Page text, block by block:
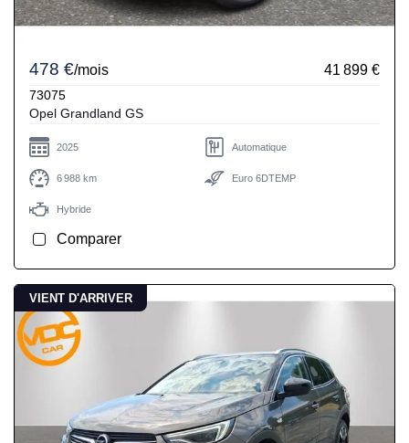
478 €/mois 41 899 €
73075
Opel Grandland GS
2025 Automatique
6 988 km Euro 6DTEMP
Hybride
Comparer
VIENT D'ARRIVER